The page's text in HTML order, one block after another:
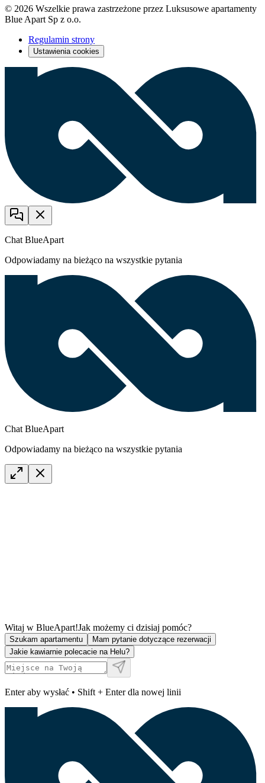
© 2026 Wszelkie prawa zastrzeżone przez Luksusowe apartamenty
Blue Apart Sp z o.o.
Regulamin strony
Ustawienia cookies
Chat BlueApart
Odpowiadamy na bieżąco na wszystkie pytania
Chat BlueApart
Odpowiadamy na bieżąco na wszystkie pytania
Witaj w BlueApart!Jak możemy ci dzisiaj pomóc?
Szukam apartamentu
Mam pytanie dotyczące rezerwacji
Jakie kawiarnie polecacie na Helu?
Enter aby wysłać • Shift + Enter dla nowej linii